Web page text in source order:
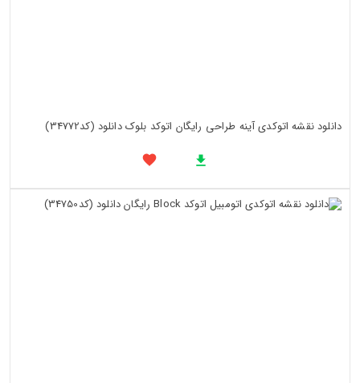
دانلود نقشه اتوکدی آینه طراحی رایگان اتوکد بلوک دانلود (کد34772)